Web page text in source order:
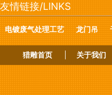
友情链接/LINKS
电镀废气处理工艺 龙门吊
猎雕首页 关于我们